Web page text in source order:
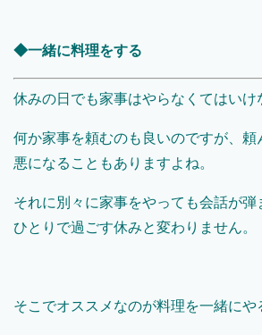
◆一緒に料理をする
休みの日でも家事はやらなくてはいけ
何か家事を頼むのも良いのですが、頼
悪になることもありますよね。
それに別々に家事をやっても会話が弾
ひとりで過ごす休みと変わりません。
そこでオススメなのが料理を一緒にや